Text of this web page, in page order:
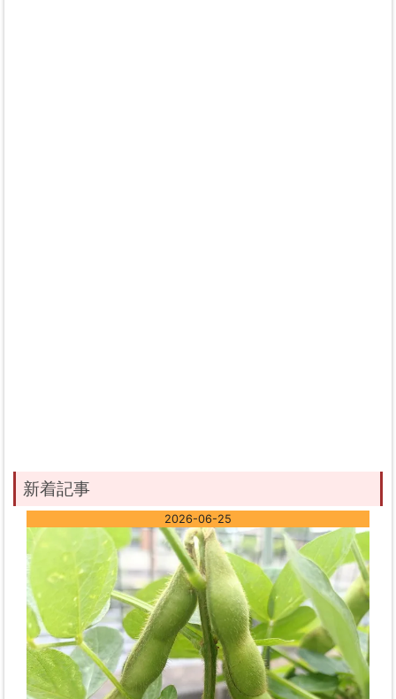
新着記事
2026-06-25